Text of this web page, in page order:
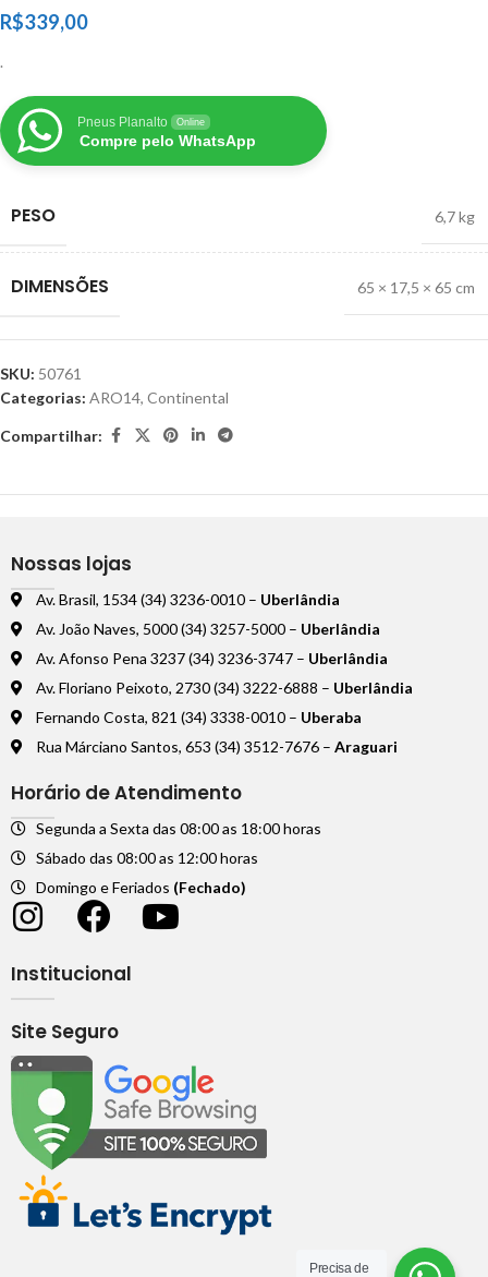
R$339,00
.
Pneus Planalto Online
Compre pelo WhatsApp
PESO 6,7 kg
DIMENSÕES 65 × 17,5 × 65 cm
SKU: 50761
Categorias: ARO14, Continental
Compartilhar:
Nossas lojas
Av. Brasil, 1534 (34) 3236-0010 – Uberlândia
Av. João Naves, 5000 (34) 3257-5000 – Uberlândia
Av. Afonso Pena 3237 (34) 3236-3747 – Uberlândia
Av. Floriano Peixoto, 2730 (34) 3222-6888 – Uberlândia
Fernando Costa, 821 (34) 3338-0010 – Uberaba
Rua Márciano Santos, 653 (34) 3512-7676 – Araguari
Horário de Atendimento
Segunda a Sexta das 08:00 as 18:00 horas
Sábado das 08:00 as 12:00 horas
Domingo e Feriados (Fechado)
Institucional
Site Seguro
Precisa de